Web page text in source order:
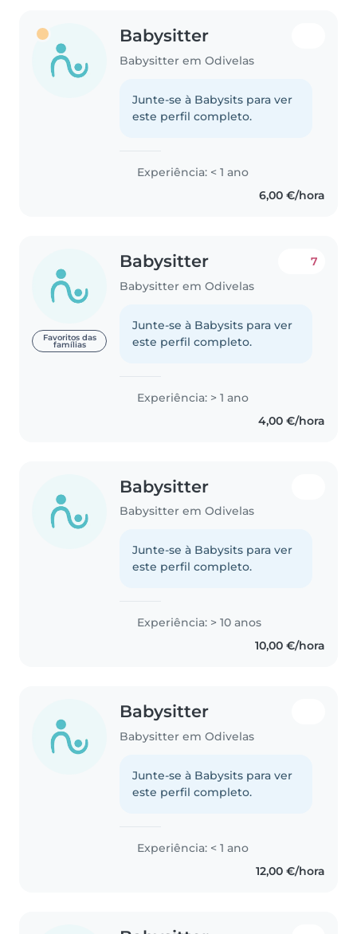
Babysitter
Babysitter em Odivelas
Junte-se à Babysits para ver
este perfil completo.
Experiência: < 1 ano
6,00 €/hora
Favoritos das
famílias
Babysitter
Babysitter em Odivelas
7
Junte-se à Babysits para ver
este perfil completo.
Experiência: > 1 ano
4,00 €/hora
Babysitter
Babysitter em Odivelas
Junte-se à Babysits para ver
este perfil completo.
Experiência: > 10 anos
10,00 €/hora
Babysitter
Babysitter em Odivelas
Junte-se à Babysits para ver
este perfil completo.
Experiência: < 1 ano
12,00 €/hora